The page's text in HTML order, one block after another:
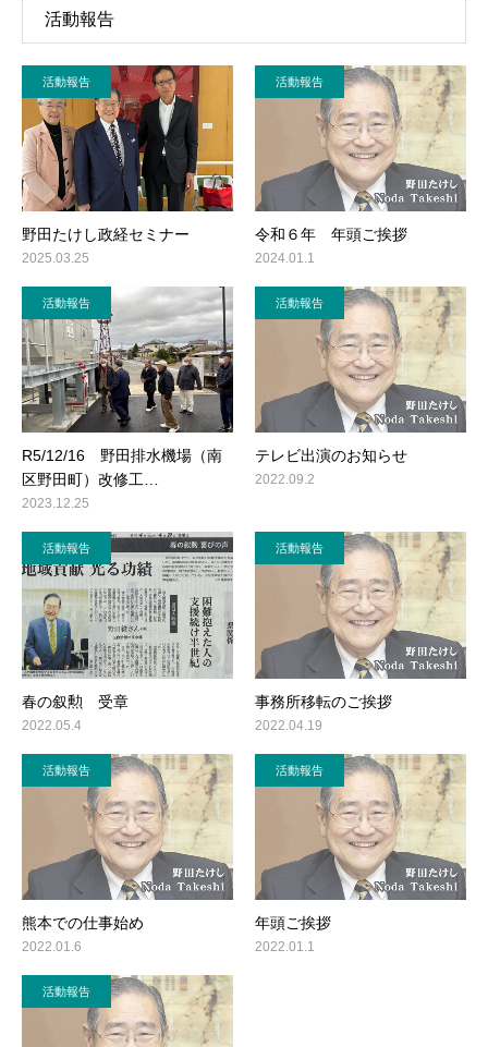
活動報告
活動報告
野田たけし政経セミナー
2025.03.25
活動報告
令和６年 年頭ご挨拶
2024.01.1
活動報告
R5/12/16 野田排水機場（南
区野田町）改修工…
2023.12.25
活動報告
テレビ出演のお知らせ
2022.09.2
活動報告
春の叙勲 受章
2022.05.4
活動報告
事務所移転のご挨拶
2022.04.19
活動報告
熊本での仕事始め
2022.01.6
活動報告
年頭ご挨拶
2022.01.1
活動報告